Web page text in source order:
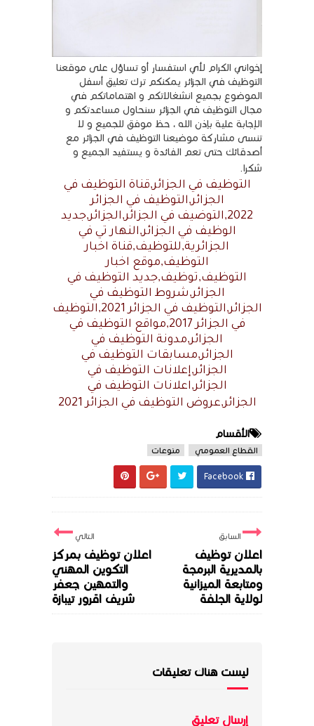
إخواني الكرام لأي استفسار أو تساؤل على موقعنا
التوظيف في الجزائر يمكنكم ترك تعليق أسفل
الموضوع بجميع انشغالاتكم و اهتماماتكم في
مجال التوظيف في الجزائر سنحاول مساعدتكم و
الإجابة علية بإذن الله ، حظ موفق للجميع و لا
تنسى مشاركة موضيعنا التوظيف في الجزائر مع
أصدقائك حتى تعم الفائدة و يستفيد الجميع و
شكرا.
التوظيف في الجزائر,قناة التوظيف في
الجزائر,التوظيف في الجزائر
2022,التوضيف في الجزائر,الجزائر,جديد
الوظيف في الجزائر,النهار تي في
الجزائرية,للتوظيف,قناة اخبار
التوظيف,موقع اخبار
التوظيف,توظيف,جديد التوظيف في
الجزائر,شروط التوظيف في
الجزائر,التوظيف في الجزائر 2021,التوظيف
في الجزائر 2017,مواقع التوظيف في
الجزائر,مدونة التوظيف في
الجزائر,مسابقات التوظيف في
الجزائر,إعلانات التوظيف في
الجزائر,اعلانات التوظيف في
الجزائر,عروض التوظيف في الجزائر 2021
الأقسام
القطاع العمومي منوعات
التالي
اعلان توظيف بمركز
التكوين المهني
والتمهين جعفر
شريف اقرور تيبازة
السابق
اعلان توظيف
بالمديرية البرمجة
ومتابعة الميزانية
لولاية الجلفة
ليست هناك تعليقات
إرسال تعليق